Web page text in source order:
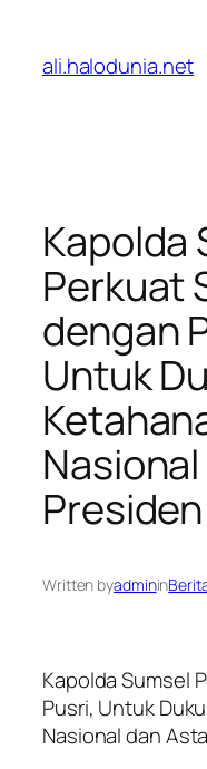
konten
ali.halodunia.net
Kapolda
Perkuat
dengan
Untuk
Presiden
Written byadminin
Kapolda Sumsel
Pusri, Untuk
Nasional dan